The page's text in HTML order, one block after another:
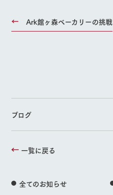
Ark館ヶ森ベーカリーの挑戦
ブログ
一覧に戻る
全てのお知らせ